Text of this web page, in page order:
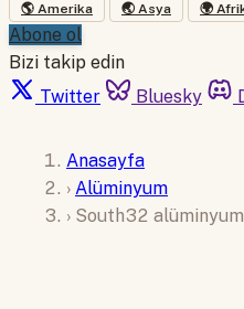
🌎 Amerika 🌏 Asya 🌍
Abone ol
Bizi takip edin
Twitter
Bluesky
Anasayfa
› Alüminyum
› South32